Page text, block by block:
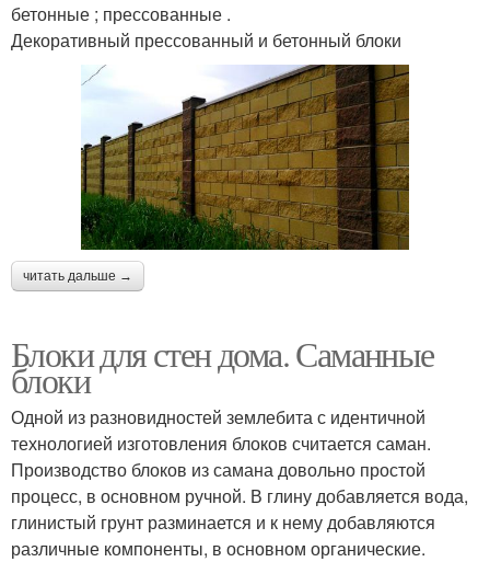
бетонные ; прессованные .
Декоративный прессованный и бетонный блоки
читать дальше →
Блоки для стен дома. Саманные
блоки
Одной из разновидностей землебита с идентичной
технологией изготовления блоков считается саман.
Производство блоков из самана довольно простой
процесс, в основном ручной. В глину добавляется вода,
глинистый грунт разминается и к нему добавляются
различные компоненты, в основном органические.